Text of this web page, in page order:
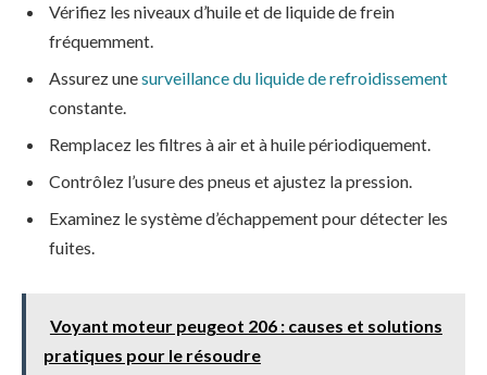
Vérifiez les niveaux d’huile et de liquide de frein
fréquemment.
Assurez unesurveillance du liquide de refroidissement
constante.
Remplacez les filtres à air et à huile périodiquement.
Contrôlez l’usure des pneus et ajustez la pression.
Examinez le système d’échappement pour détecter les
fuites.
Voyant moteur peugeot 206 : causes et solutions
pratiques pour le résoudre